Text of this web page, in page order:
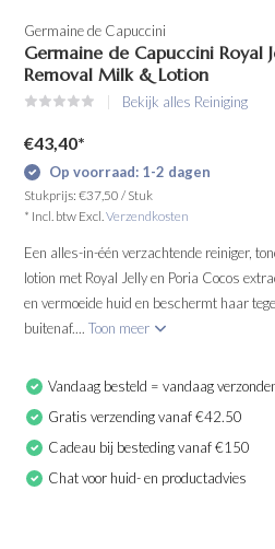
Germaine de Capuccini
Germaine de Capuccini Royal
Removal Milk & Lotion
Bekijk alles Reiniging
€43,40*
Op voorraad: 1-2 dagen
Stukprijs:€37,50 / Stuk
* Incl. btw Excl.Verzendkosten
Een alles-in-één verzachtende reiniger,
lotion met Royal Jelly en Poria Cocos
en vermoeide huid en beschermt haar
buitenaf....Toon meer
Vandaag besteld = vandaag
Gratis verzending vanaf €42.50
Cadeau bij besteding vanaf €150
Chat voor huid- en productadvies